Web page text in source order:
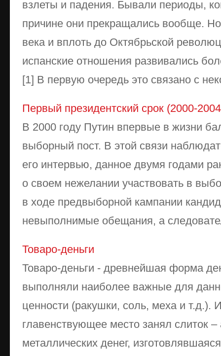
взлеты и падения. Бывали периоды,
причине они прекращались вообще.
века и вплоть до Октябрьской
испанские отношения развивались
[1] В первую очередь это связано с
Первый президентский срок (2000-
В 2000 году Путин впервые в жизни
выборный пост. В этой связи
его интервью, данное двумя годами
о своем нежелании участвовать в
в ходе предвыборной кампании
невыполнимые обещания, а
Товаро-деньги
Товаро-деньги - древнейшая форма
выполняли наиболее важные для
ценности (ракушки, соль, меха и т.д.).
главенствующее место занял слиток
металлических денег,